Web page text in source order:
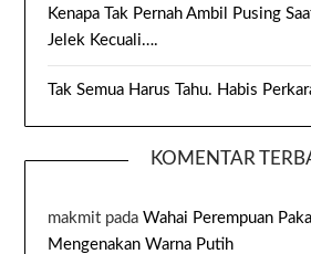
Kenapa Tak Pernah Ambil Pusing
Jelek Kecuali….
Tak Semua Harus Tahu. Habis
KOMENTAR
makmit padaWahai Perempuan
Mengenakan Warna Putih